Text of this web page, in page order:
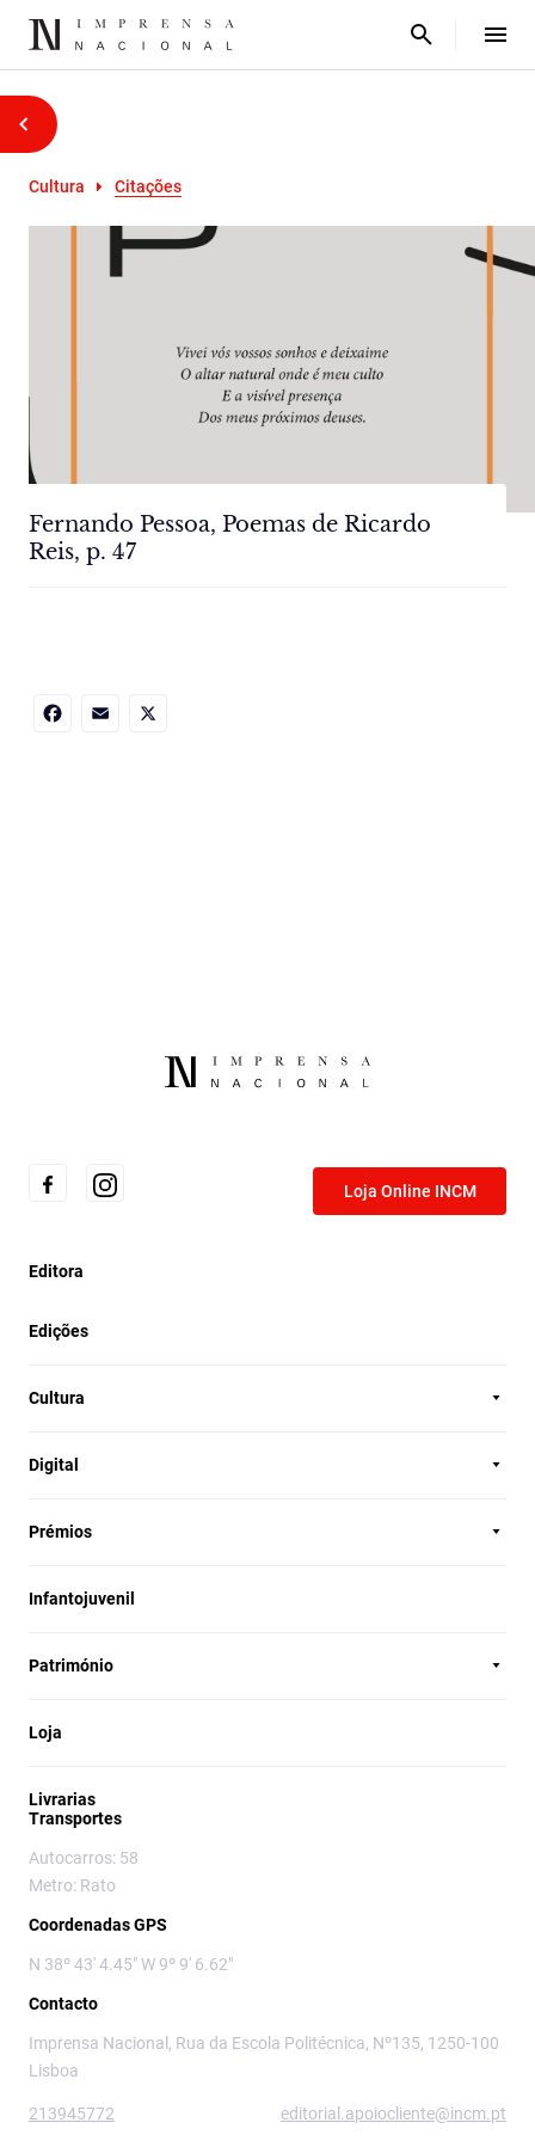
Cultura Citações
Fernando Pessoa, Poemas de Ricardo
Reis, p. 47
Loja Online INCM
Editora
Edições
Cultura
Digital
Prémios
Infantojuvenil
Património
Loja
Livrarias
Transportes
Autocarros: 58
Metro: Rato
Coordenadas GPS
N 38º 43' 4.45" W 9º 9' 6.62"
Contacto
Imprensa Nacional, Rua da Escola Politécnica, Nº135, 1250-100
Lisboa
213945772 editorial.apoiocliente@incm.pt